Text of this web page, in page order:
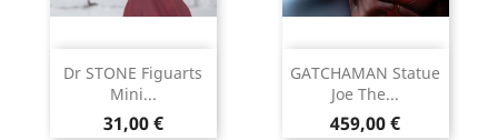
Dr STONE Figuarts
Mini...
Prix
31,00 €
GATCHAMAN Statue
Joe The...
Prix
459,00 €